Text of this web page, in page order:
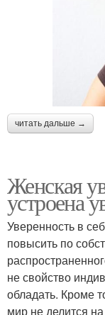
читать дальше →
Женская
устроена
Уверенность в
повысить по
не свойство
обладать. Кроме
мир не делится